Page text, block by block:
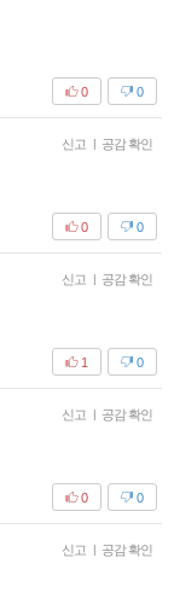
0
0
신고 공감 확인
0
0
신고 공감 확인
0
1
신고 공감 확인
0
0
신고 공감 확인